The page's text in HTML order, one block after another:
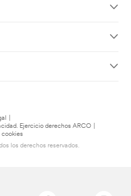
Ejercicio derechos ARCO
cookies
los derechos reservados.